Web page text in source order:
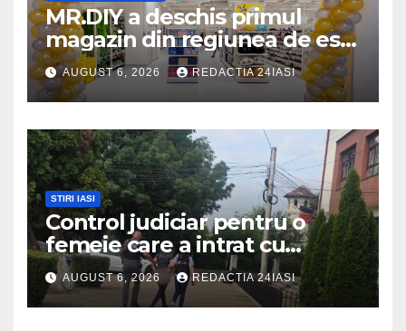
MR.DIY a deschis primul
magazin din regiunea de est,
la Iulius Mall Iași: peste 10.000
de produse, la prețuri
avantajoase
AUGUST 6, 2026 REDACTIA 24IASI
STIRI IASI
Control judiciar pentru o
femeie care a intrat cu
mașina într-o turmă de oi
AUGUST 6, 2026 REDACTIA 24IASI